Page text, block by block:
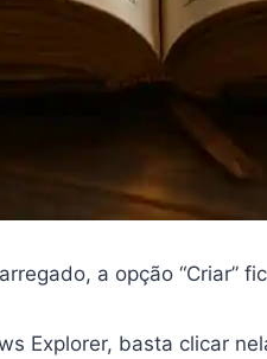
a opção “Criar”
Explorer, basta clicar